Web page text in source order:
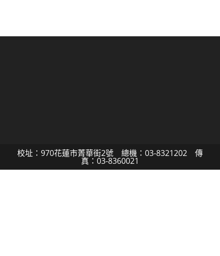
校址：970花蓮市菁華街2號 總機：03-8321202 傳
真：03-8360021